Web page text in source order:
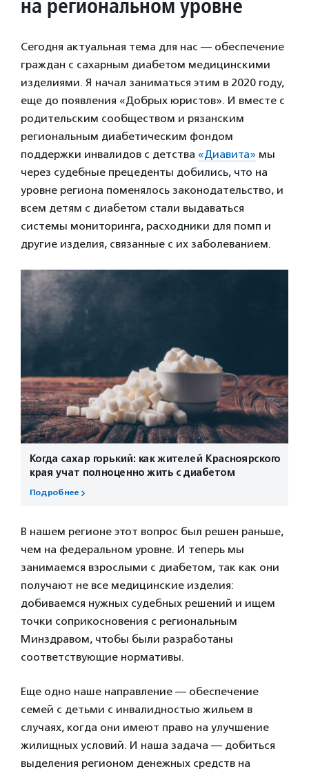
на региональном уровне
Сегодня актуальная тема для нас — обеспечение
граждан с сахарным диабетом медицинскими
изделиями. Я начал заниматься этим в 2020 году,
еще до появления «Добрых юристов». И вместе с
родительским сообществом и рязанским
региональным диабетическим фондом
поддержки инвалидов с детства «Диавита» мы
через судебные прецеденты добились, что на
уровне региона поменялось законодательство, и
всем детям с диабетом стали выдаваться
системы мониторинга, расходники для помп и
другие изделия, связанные с их заболеванием.
Когда сахар горький: как жителей Красноярского
края учат полноценно жить с диабетом
Подробнее
В нашем регионе этот вопрос был решен раньше,
чем на федеральном уровне. И теперь мы
занимаемся взрослыми с диабетом, так как они
получают не все медицинские изделия:
добиваемся нужных судебных решений и ищем
точки соприкосновения с региональным
Минздравом, чтобы были разработаны
соответствующие нормативы.
Еще одно наше направление — обеспечение
семей с детьми с инвалидностью жильем в
случаях, когда они имеют право на улучшение
жилищных условий. И наша задача — добиться
выделения регионом денежных средств на